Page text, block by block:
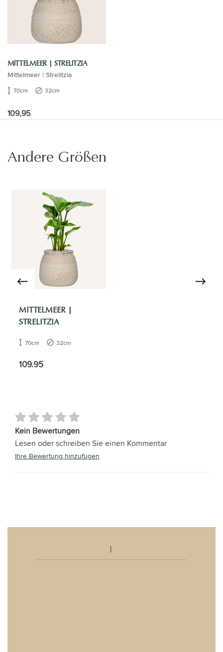
MITTELMEER | STRELITZIA
Mittelmeer | Strelitzia
70cm 32cm
109,95
Andere Größen
MITTELMEER |
STRELITZIA
70cm 32cm
109.95
Kein Bewertungen
Lesen oder schreiben Sie einen Kommentar
Ihre Bewertung hinzufügen